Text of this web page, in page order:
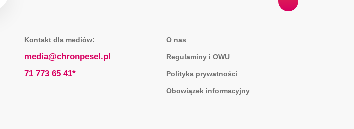
Kontakt dla mediów:
media@chronpesel.pl
71 773 65 41*
O nas
Regulaminy i OWU
Polityka prywatności
Obowiązek informacyjny